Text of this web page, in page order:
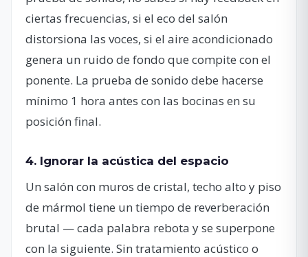
ciertas frecuencias, si el eco del salón
distorsiona las voces, si el aire acondicionado
genera un ruido de fondo que compite con el
ponente. La prueba de sonido debe hacerse
mínimo 1 hora antes con las bocinas en su
posición final.
4. Ignorar la acústica del espacio
Un salón con muros de cristal, techo alto y piso
de mármol tiene un tiempo de reverberación
brutal — cada palabra rebota y se superpone
con la siguiente. Sin tratamiento acústico o